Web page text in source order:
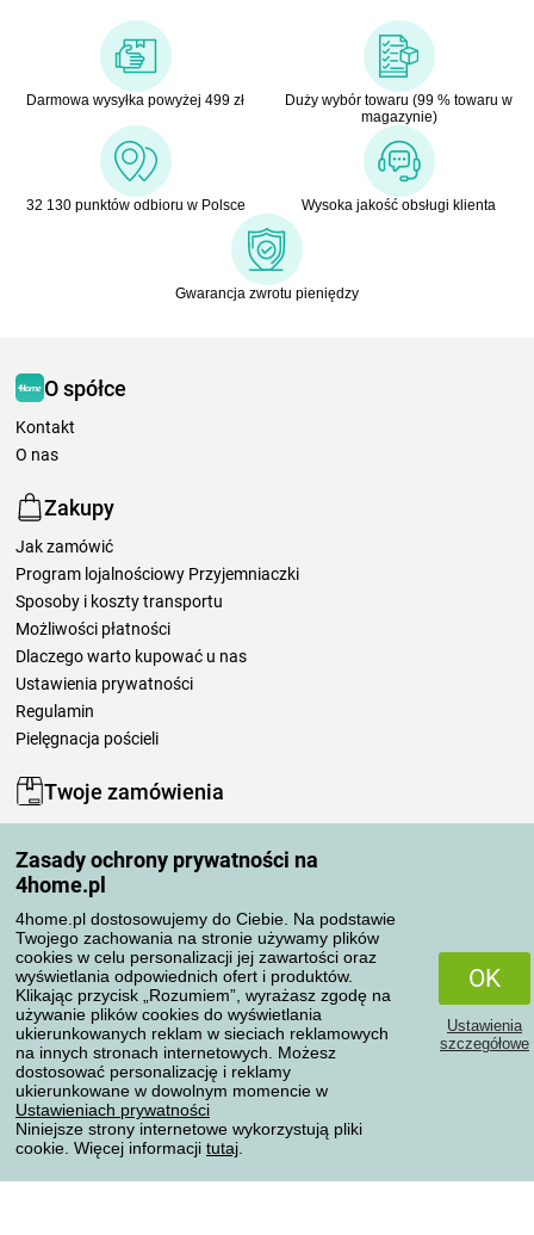
Zasady ochrony prywatności na
4home.pl
4home.pl dostosowujemy do Ciebie. Na podstawie
Twojego zachowania na stronie używamy plików
cookies w celu personalizacji jej zawartości oraz
wyświetlania odpowiednich ofert i produktów.
Klikając przycisk „Rozumiem”, wyrażasz zgodę na
używanie plików cookies do wyświetlania
ukierunkowanych reklam w sieciach reklamowych
na innych stronach internetowych. Możesz
dostosować personalizację i reklamy
ukierunkowane w dowolnym momencie w
Ustawieniach prywatności
Niniejsze strony internetowe wykorzystują pliki
cookie. Więcej informacji tutaj
OK
Ustawienia
szczegółowe
Darmowa wysyłka powyżej 499 zł
Duży wybór towaru (99 % towaru w
magazynie)
32 130 punktów odbioru w Polsce Wysoka jakość obsługi klienta
Gwarancja zwrotu pieniędzy
O spółce
Kontakt
O nas
Zakupy
Jak zamówić
Program lojalnościowy Przyjemniaczki
Sposoby i koszty transportu
Możliwości płatności
Dlaczego warto kupować u nas
Ustawienia prywatności
Regulamin
Pielęgnacja pościeli
Twoje zamówienia
Moje zamówienia
Reklamacje
Odstąpienie od umowy
Zasady przetwarzania recenzji
Sposoby transportu
Metody płatności